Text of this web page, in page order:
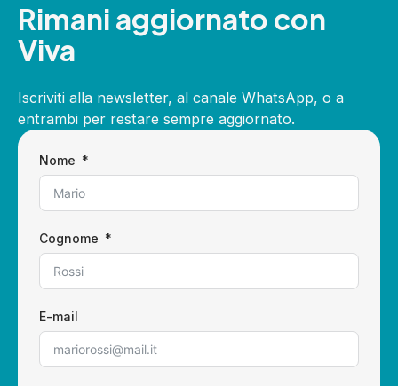
Rimani aggiornato con
Viva
Iscriviti alla newsletter, al canale WhatsApp, o a
entrambi per restare sempre aggiornato.
Nome
Cognome
E-mail